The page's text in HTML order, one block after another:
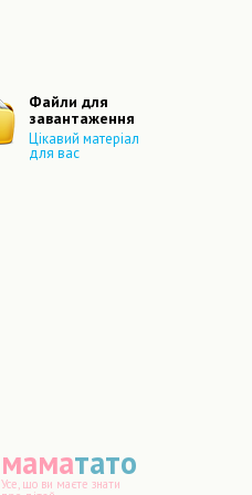
Файли для
завантаження
Цікавий матеріал
для вас
маматато
Усе, що ви маєте знати